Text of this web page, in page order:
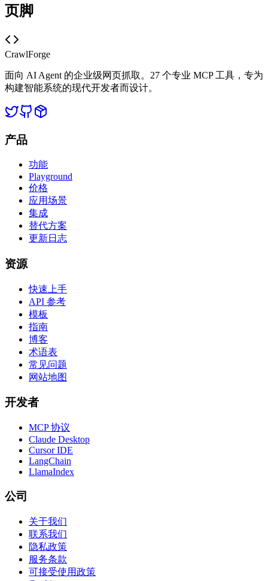
页脚
CrawlForge
面向 AI Agent 的企业级网页抓取。27 个专业 MCP 工具，专为
构建智能系统的现代开发者而设计。
产品
功能
Playground
价格
应用场景
集成
替代方案
更新日志
资源
快速上手
API 参考
模板
指南
博客
术语表
常见问题
网站地图
开发者
MCP 协议
Claude Desktop
Cursor IDE
LangChain
LlamaIndex
公司
关于我们
联系我们
隐私政策
服务条款
可接受使用政策